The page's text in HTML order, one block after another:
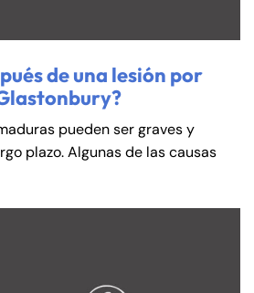
de una lesión por
pueden ser graves y
plazo. Algunas de las causas
- Hours